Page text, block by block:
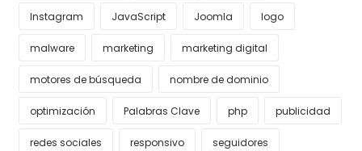
Instagram JavaScript Joomla logo
malware marketing marketing digital
motores de búsqueda nombre de dominio
optimización Palabras Clave php publicidad
redes sociales responsivo seguidores